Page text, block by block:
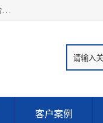
艾斯曼(张家港)技术工程设备有限公司主营业务：一次性可降解餐盒设备、PET片材机设备、平双改性造粒生产线设备、PVC合成树脂瓦设备、PP中空建筑模板设备、PVC管材设备等。成立至今，在国内我们的产品已经销售到全国所有省份，拥有多家客户，在国外产品出口到五十多个国家和地区。
客户案例